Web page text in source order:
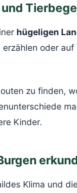
hügeligen
oder
zu finden,
Kinder.
Klima und